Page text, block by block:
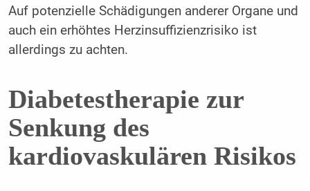
Auf potenzielle Schädigungen anderer Organe und
auch ein erhöhtes Herzinsuffizienzrisiko ist
allerdings zu achten.
Diabetestherapie zur
Senkung des
kardiovaskulären Risikos